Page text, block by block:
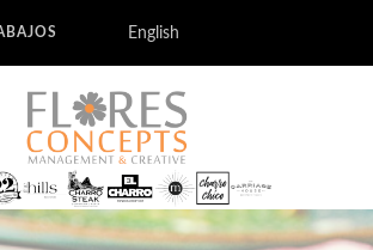
English